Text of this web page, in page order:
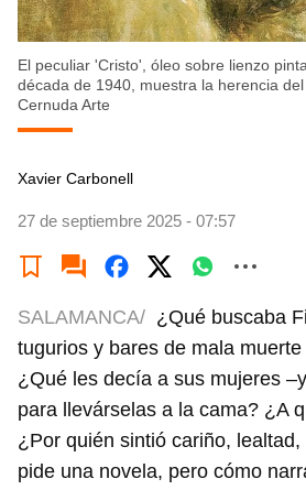
El peculiar 'Cristo', óleo sobre lienzo
década de 1940, muestra la herencia
Cernuda Arte
Xavier Carbonell
27 de septiembre 2025 - 07:57
SALAMANCA/ ¿Qué buscaba
tugurios y bares de mala
¿Qué les decía a sus mujeres
para llevárselas a la cama? ¿A
¿Por quién sintió cariño,
pide una novela, pero cómo